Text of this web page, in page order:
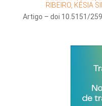
RIBEIRO, KÉSIA
Artigo – doi 10.5151/